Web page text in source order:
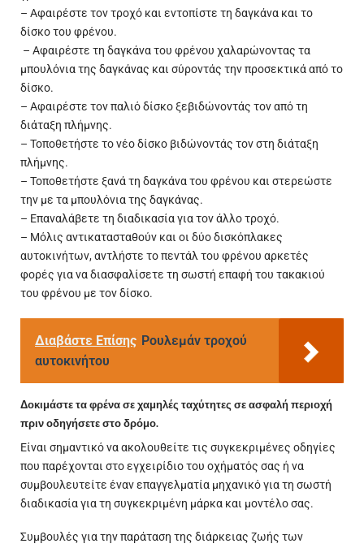
– Αφαιρέστε τον τροχό και εντοπίστε τη δαγκάνα και το
δίσκο του φρένου.
– Αφαιρέστε τη δαγκάνα του φρένου χαλαρώνοντας τα
μπουλόνια της δαγκάνας και σύροντάς την προσεκτικά από το
δίσκο.
– Αφαιρέστε τον παλιό δίσκο ξεβιδώνοντάς τον από τη
διάταξη πλήμνης.
– Τοποθετήστε το νέο δίσκο βιδώνοντάς τον στη διάταξη
πλήμνης.
– Τοποθετήστε ξανά τη δαγκάνα του φρένου και στερεώστε
την με τα μπουλόνια της δαγκάνας.
– Επαναλάβετε τη διαδικασία για τον άλλο τροχό.
– Μόλις αντικατασταθούν και οι δύο δισκόπλακες
αυτοκινήτων, αντλήστε το πεντάλ του φρένου αρκετές
φορές για να διασφαλίσετε τη σωστή επαφή του τακακιού
του φρένου με τον δίσκο.
Διαβάστε Επίσης Ρουλεμάν τροχού
αυτοκινήτου
Δοκιμάστε τα φρένα σε χαμηλές ταχύτητες σε ασφαλή περιοχή
πριν οδηγήσετε στο δρόμο.
Είναι σημαντικό να ακολουθείτε τις συγκεκριμένες οδηγίες
που παρέχονται στο εγχειρίδιο του οχήματός σας ή να
συμβουλευτείτε έναν επαγγελματία μηχανικό για τη σωστή
διαδικασία για τη συγκεκριμένη μάρκα και μοντέλο σας.
Συμβουλές για την παράταση της διάρκειας ζωής των